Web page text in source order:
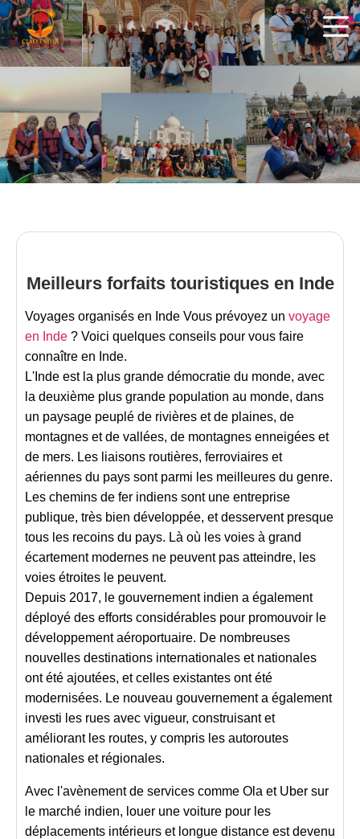
ciaoindiatours
Meilleurs forfaits touristiques en Inde
Voyages organisés en Inde Vous prévoyez un voyage
en Inde ? Voici quelques conseils pour vous faire
connaître en Inde.
L'Inde est la plus grande démocratie du monde, avec
la deuxième plus grande population au monde, dans
un paysage peuplé de rivières et de plaines, de
montagnes et de vallées, de montagnes enneigées et
de mers. Les liaisons routières, ferroviaires et
aériennes du pays sont parmi les meilleures du genre.
Les chemins de fer indiens sont une entreprise
publique, très bien développée, et desservent presque
tous les recoins du pays. Là où les voies à grand
écartement modernes ne peuvent pas atteindre, les
voies étroites le peuvent.
Depuis 2017, le gouvernement indien a également
déployé des efforts considérables pour promouvoir le
développement aéroportuaire. De nombreuses
nouvelles destinations internationales et nationales
ont été ajoutées, et celles existantes ont été
modernisées. Le nouveau gouvernement a également
investi les rues avec vigueur, construisant et
améliorant les routes, y compris les autoroutes
nationales et régionales.
Avec l'avènement de services comme Ola et Uber sur
le marché indien, louer une voiture pour les
déplacements intérieurs et longue distance est devenu